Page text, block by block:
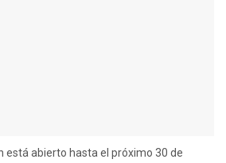
está abierto hasta el próximo 30 de